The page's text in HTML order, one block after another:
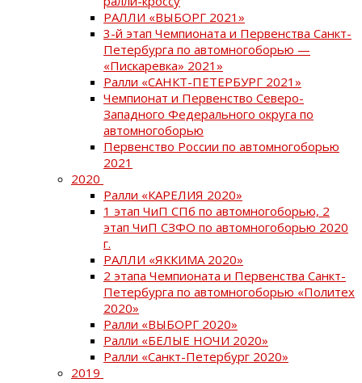
РАЛЛИ «ВЫБОРГ 2021»
3-й этап Чемпионата и Первенства Санкт-
Петербурга по автомногоборью —
«Пискаревка» 2021»
Ралли «САНКТ-ПЕТЕРБУРГ 2021»
Чемпионат и Первенство Северо-
Западного Федерального округа по
автомногоборью
Первенство России по автомногоборью
2021
2020
Ралли «КАРЕЛИЯ 2020»
1 этап ЧиП СПб по автомногоборью, 2
этап ЧиП СЗФО по автомногоборью 2020
г.
РАЛЛИ «ЯККИМА 2020»
2 этапа Чемпионата и Первенства Санкт-
Петербурга по автомногоборью «Политех
2020»
Ралли «ВЫБОРГ 2020»
Ралли «БЕЛЫЕ НОЧИ 2020»
Ралли «Санкт-Петербург 2020»
2019